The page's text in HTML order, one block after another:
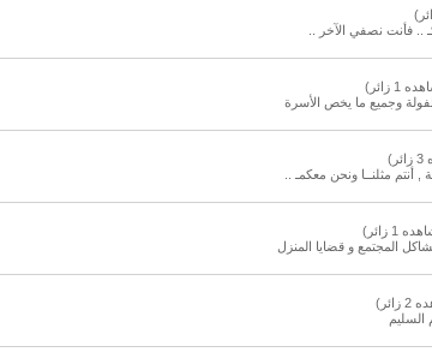
.. فأنت نصفي الآخر ..
1 زائر)
وجميع ما يخص الأسرة
, أنتم مثلنــا ونحن معكمـ ..
1 زائر)
المجتمع و قضايا المنزل